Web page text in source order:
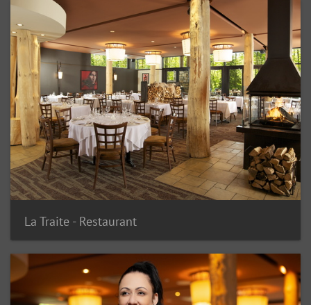
La Traite - Restaurant